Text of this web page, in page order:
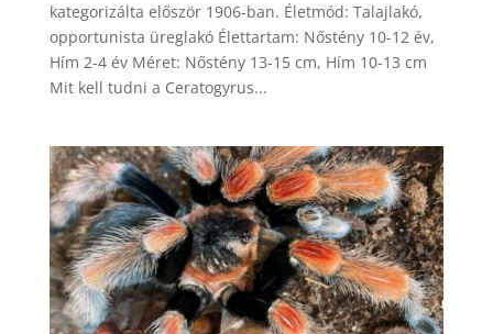
kategorizálta először 1906-ban. Életmód: Talajlakó,
opportunista üreglakó Élettartam: Nőstény 10-12 év,
Hím 2-4 év Méret: Nőstény 13-15 cm, Hím 10-13 cm
Mit kell tudni a Ceratogyrus...